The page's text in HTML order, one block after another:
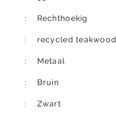
Rechthoekig
recycled teakwood
Metaal
Bruin
Zwart